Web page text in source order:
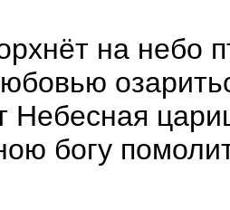
на небо
Небесная
богу